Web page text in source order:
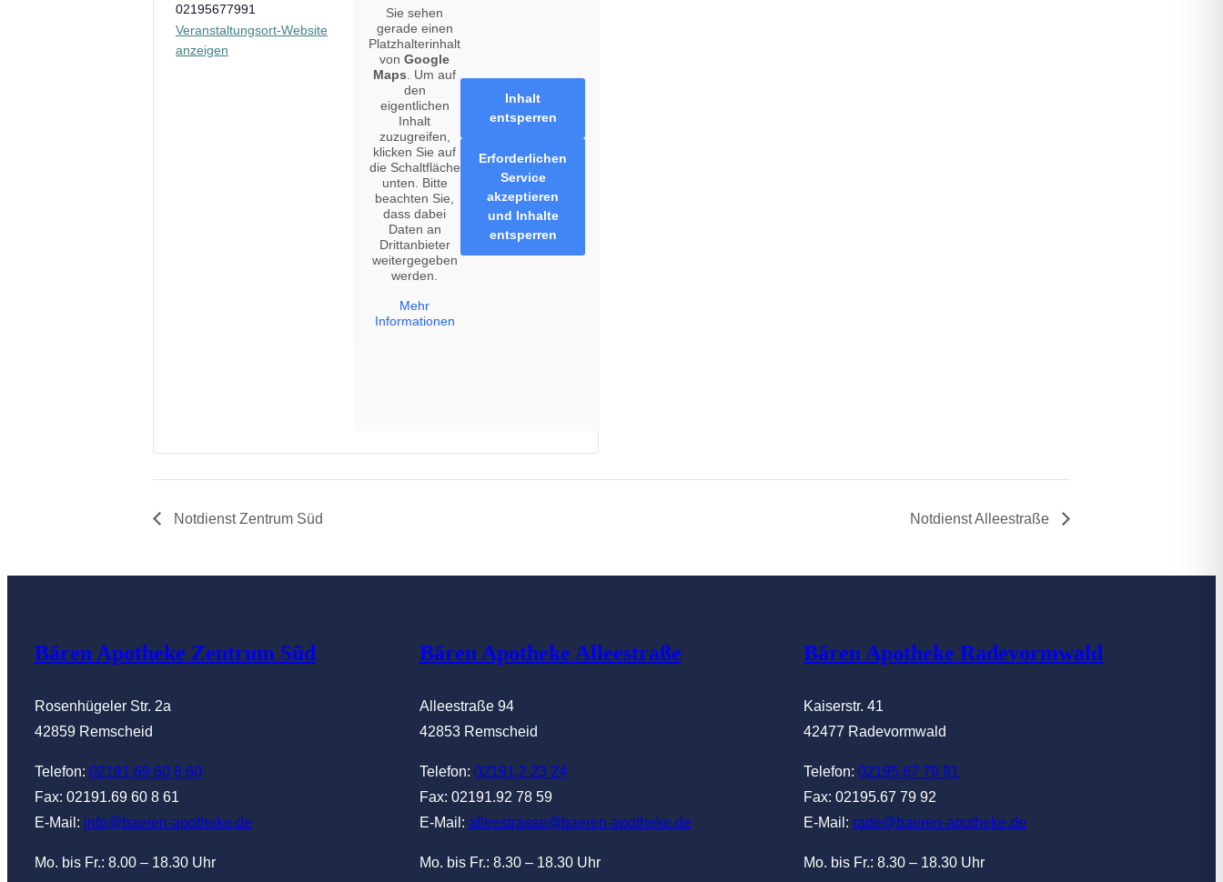
02195677991
Veranstaltungsort-Website
anzeigen
Sie sehen
gerade einen
Platzhalterinhalt
vonGoogle
Maps . Um auf
den
eigentlichen
Inhalt
zuzugreifen,
klicken Sie auf
die Schaltfläche
unten. Bitte
beachten Sie,
dass dabei
Daten an
Drittanbieter
weitergegeben
werden.
Mehr
Informationen
Inhalt
entsperren
Erforderlichen
Service
akzeptieren
und Inhalte
entsperren
Notdienst Zentrum Süd Notdienst Alleestraße
Bären Apotheke Zentrum Süd
Rosenhügeler Str. 2a
42859 Remscheid
Telefon: 02191.69 60 8 60
Fax: 02191.69 60 8 61
E-Mail: info@baeren-apotheke.de
Mo. bis Fr.: 8.00 – 18.30 Uhr
Bären Apotheke Alleestraße
Alleestraße 94
42853 Remscheid
Telefon: 02191.2 23 24
Fax: 02191.92 78 59
E-Mail: alleestrasse@baeren-apotheke.de
Mo. bis Fr.: 8.30 – 18.30 Uhr
Bären Apotheke Radevormwald
Kaiserstr. 41
42477 Radevormwald
Telefon:02195.67 79 91
Fax: 02195.67 79 92
E-Mail: rade@baeren-apotheke.de
Mo. bis Fr.: 8.30 – 18.30 Uhr